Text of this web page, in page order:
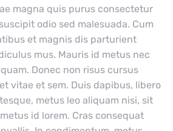
magna quis purus consectetur
odio sed malesuada. Cum
et magnis dis parturient
mus. Mauris id metus nec
Donec non risus cursus
vitae et sem. Duis dapibus, libero
metus leo aliquam nisi, sit
id lorem. Cras consequat